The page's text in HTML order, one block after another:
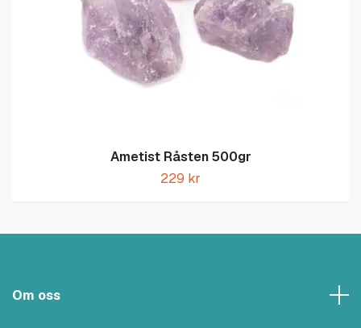
Ametist Råsten 500gr
229 kr
Om oss